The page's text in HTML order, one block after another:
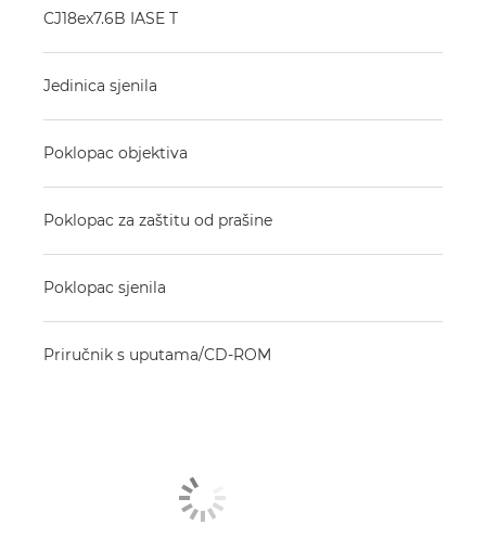
CJ18ex7.6B IASE T
Jedinica sjenila
Poklopac objektiva
Poklopac za zaštitu od prašine
Poklopac sjenila
Priručnik s uputama/CD-ROM